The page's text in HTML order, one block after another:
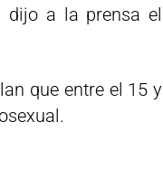
dijo a la prensa el
que entre el 15 y